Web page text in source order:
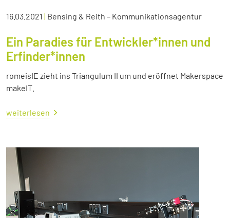
16.03.2021 | Bensing & Reith – Kommunikationsagentur
Ein Paradies für Entwickler*innen und
Erfinder*innen
romeisIE zieht ins Triangulum II um und eröffnet Makerspace
makeIT.
weiterlesen